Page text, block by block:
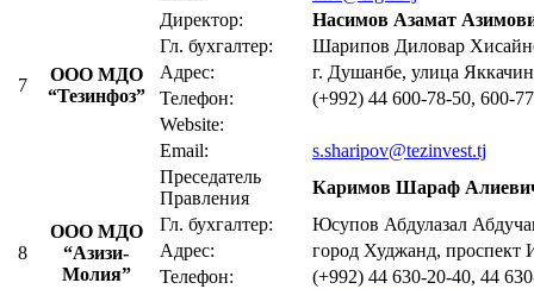
7
ООО МДО
“Тезинфоз”
Директор:
Насимов Азамат
Гл. бухгалтер:
Шарипов Диловар
Адрес:
г. Душанбе, улица
Телефон:
(+992) 44 600-78-50, 600-
Website:
Email:
s.sharipov@tezinvest.tj
8
ООО МДО
“Азизи-
Молия”
Преседатель
Правления
Каримов Шараф
Гл. бухгалтер:
Юсупов Абдулазал
Адрес:
город Худжанд,
Телефон:
(+992) 44 630-20-40, 44